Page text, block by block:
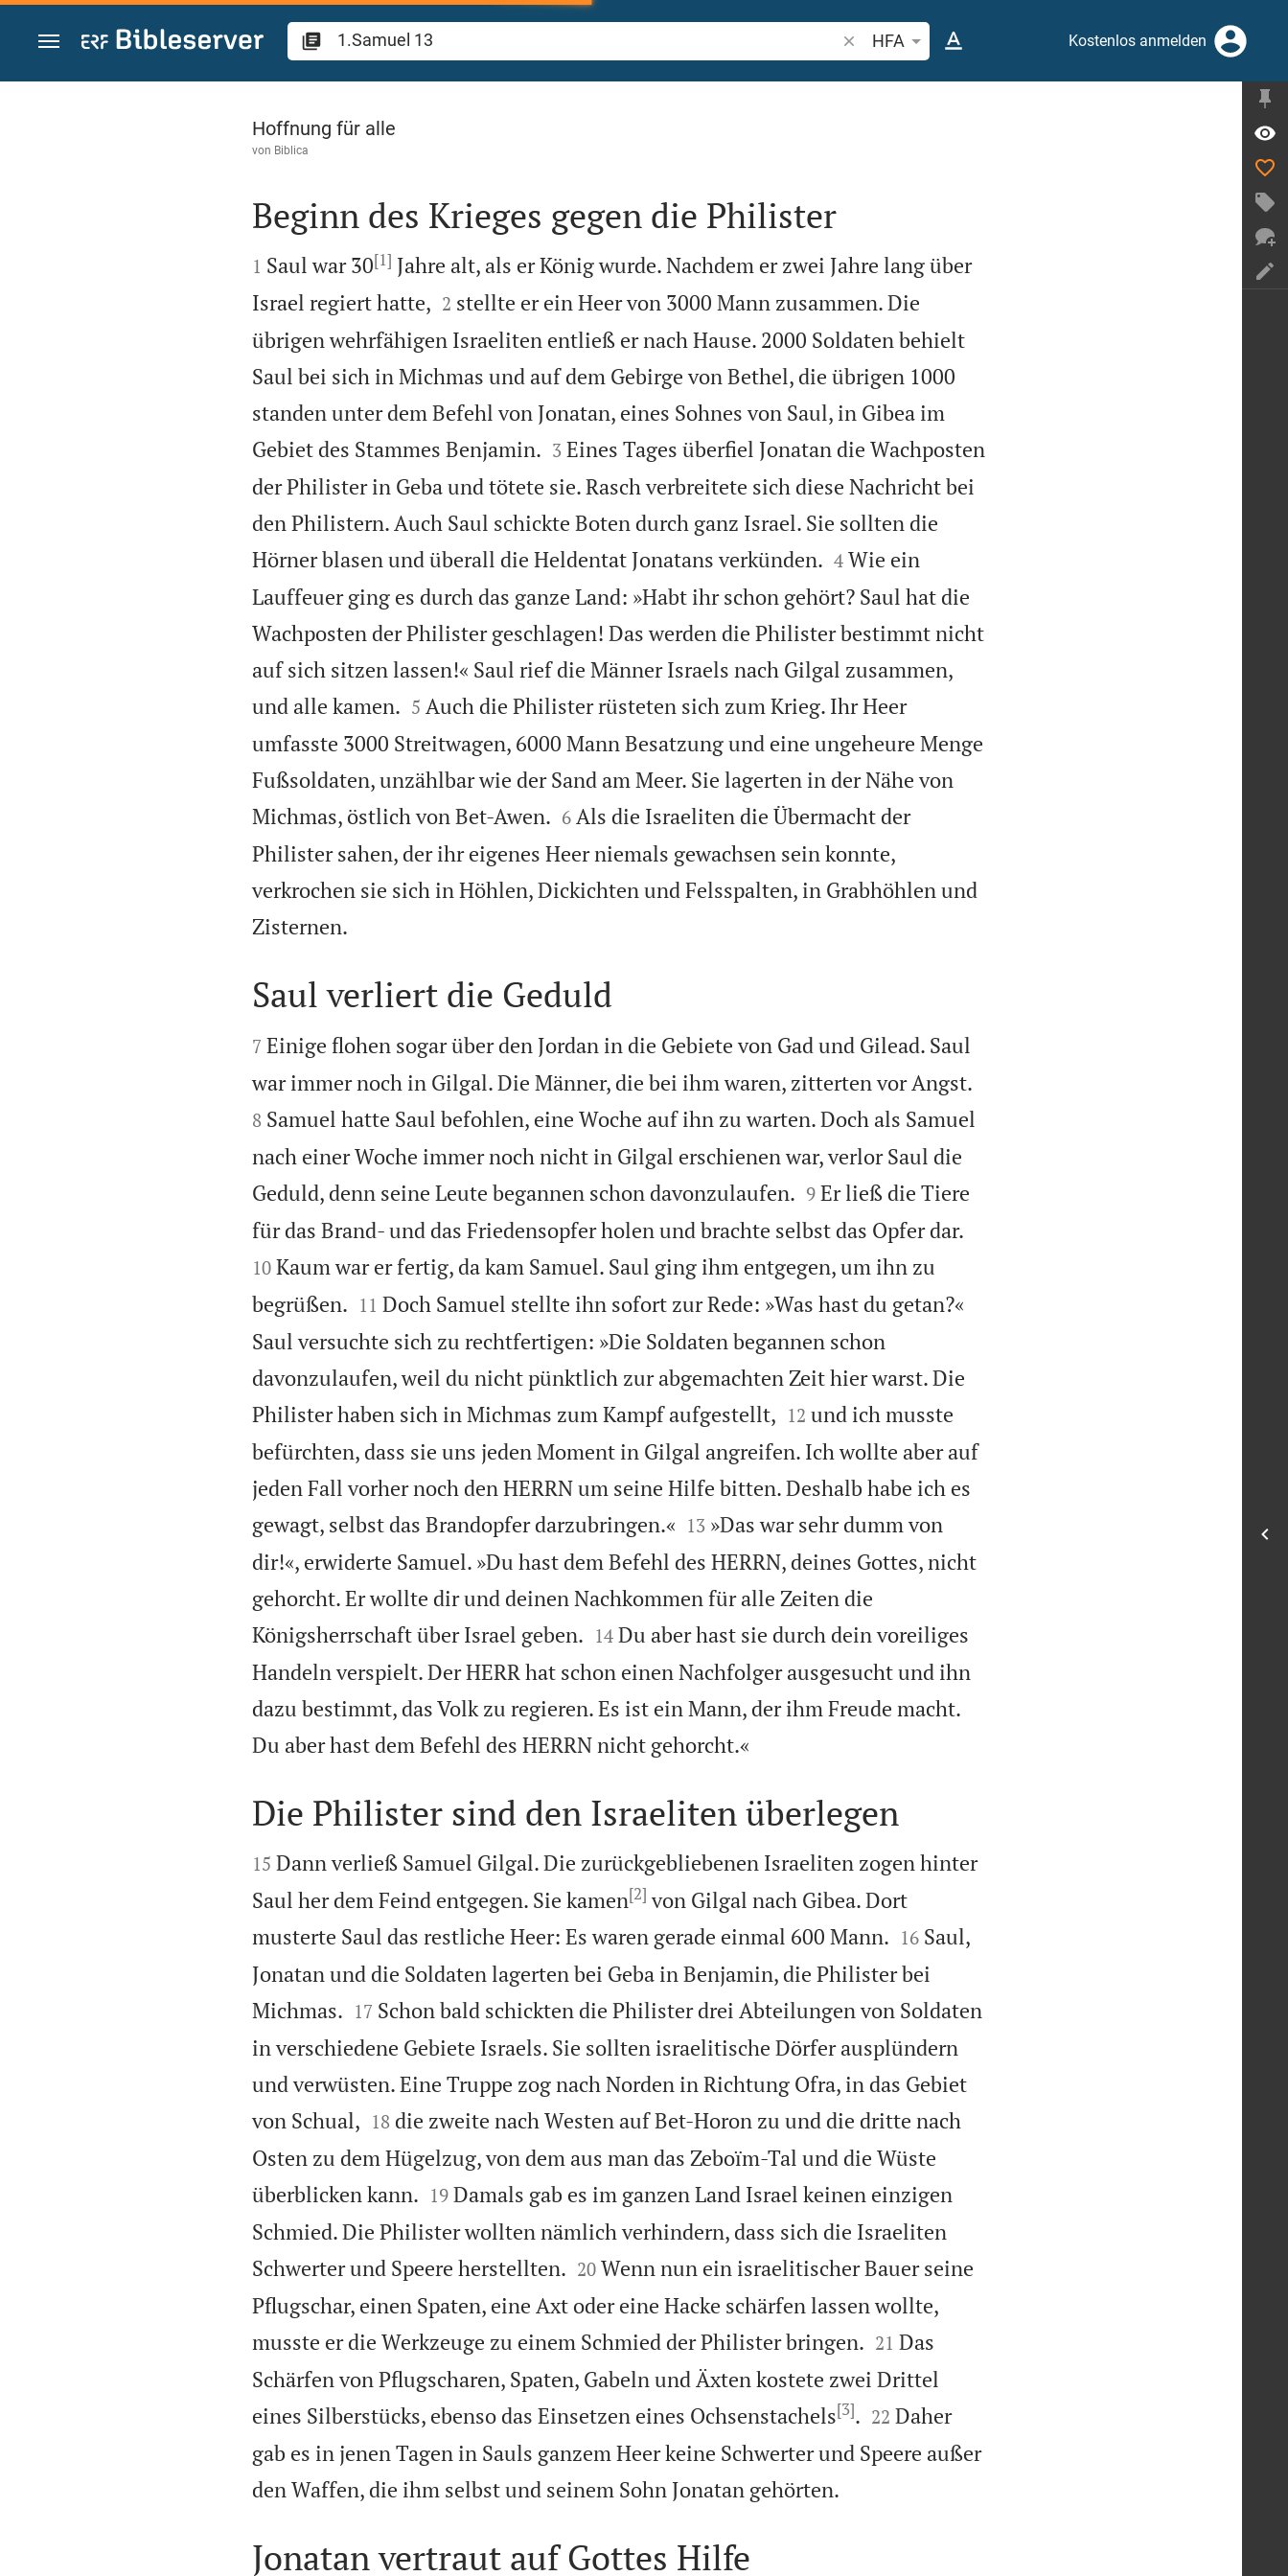
Zum Inhalt springen
Bibelstelle oder Begriff suchen
HFA Kostenlos anmelden
1.Samuel 13
Hoffnung für alle
von Biblica

Beginn des Krieges gegen die Philister

1 Saul war 30[1] Jahre alt, als er König wurde. Nachdem er zwei Jahre lang über
Israel regiert hatte,
2 stellte er ein Heer von 3000 Mann zusammen. Die
übrigen wehrfähigen Israeliten entließ er nach Hause. 2000 Soldaten behielt
Saul bei sich in Michmas und auf dem Gebirge von Bethel, die übrigen 1000
standen unter dem Befehl von Jonatan, eines Sohnes von Saul, in Gibea im
Gebiet des Stammes Benjamin.
3 Eines Tages überfiel Jonatan die Wachposten
der Philister in Geba und tötete sie. Rasch verbreitete sich diese Nachricht bei
den Philistern. Auch Saul schickte Boten durch ganz Israel. Sie sollten die
Hörner blasen und überall die Heldentat Jonatans verkünden.
4 Wie ein
Lauffeuer ging es durch das ganze Land: »Habt ihr schon gehört? Saul hat die
Wachposten der Philister geschlagen! Das werden die Philister bestimmt nicht
auf sich sitzen lassen!« Saul rief die Männer Israels nach Gilgal zusammen,
und alle kamen.
5 Auch die Philister rüsteten sich zum Krieg. Ihr Heer
umfasste 3000 Streitwagen, 6000 Mann Besatzung und eine ungeheure Menge
Fußsoldaten, unzählbar wie der Sand am Meer. Sie lagerten in der Nähe von
Michmas, östlich von Bet-Awen.
6 Als die Israeliten die Übermacht der
Philister sahen, der ihr eigenes Heer niemals gewachsen sein konnte,
verkrochen sie sich in Höhlen, Dickichten und Felsspalten, in Grabhöhlen und
Zisternen.

Saul verliert die Geduld

7 Einige flohen sogar über den Jordan in die Gebiete von Gad und Gilead. Saul
war immer noch in Gilgal. Die Männer, die bei ihm waren, zitterten vor Angst.
8 Samuel hatte Saul befohlen, eine Woche auf ihn zu warten. Doch als Samuel
nach einer Woche immer noch nicht in Gilgal erschienen war, verlor Saul die
Geduld, denn seine Leute begannen schon davonzulaufen.
9 Er ließ die Tiere
für das Brand- und das Friedensopfer holen und brachte selbst das Opfer dar.
10 Kaum war er fertig, da kam Samuel. Saul ging ihm entgegen, um ihn zu
begrüßen.
11 Doch Samuel stellte ihn sofort zur Rede: »Was hast du getan?«
Saul versuchte sich zu rechtfertigen: »Die Soldaten begannen schon
davonzulaufen, weil du nicht pünktlich zur abgemachten Zeit hier warst. Die
Philister haben sich in Michmas zum Kampf aufgestellt, 

12 und ich musste
befürchten, dass sie uns jeden Moment in Gilgal angreifen. Ich wollte aber auf
jeden Fall vorher noch den HERRN um seine Hilfe bitten. Deshalb habe ich es
gewagt, selbst das Brandopfer darzubringen.«
13 »Das war sehr dumm von
dir!«, erwiderte Samuel. »Du hast dem Befehl des HERRN, deines Gottes, nicht
gehorcht. Er wollte dir und deinen Nachkommen für alle Zeiten die
Königsherrschaft über Israel geben.
14 Du aber hast sie durch dein voreiliges
Handeln verspielt. Der HERR hat schon einen Nachfolger ausgesucht und ihn
dazu bestimmt, das Volk zu regieren. Es ist ein Mann, der ihm Freude macht.
Du aber hast dem Befehl des HERRN nicht gehorcht.«

Die Philister sind den Israeliten überlegen

15 Dann verließ Samuel Gilgal. Die zurückgebliebenen Israeliten zogen hinter
Saul her dem Feind entgegen. Sie kamen[2] von Gilgal nach Gibea. Dort
musterte Saul das restliche Heer: Es waren gerade einmal 600 Mann.
16 Saul,
Jonatan und die Soldaten lagerten bei Geba in Benjamin, die Philister bei
Michmas.
17 Schon bald schickten die Philister drei Abteilungen von Soldaten
in verschiedene Gebiete Israels. Sie sollten israelitische Dörfer ausplündern
und verwüsten. Eine Truppe zog nach Norden in Richtung Ofra, in das Gebiet
von Schual, 

18 die zweite nach Westen auf Bet-Horon zu und die dritte nach
Osten zu dem Hügelzug, von dem aus man das Zeboïm-Tal und die Wüste
überblicken kann.
19 Damals gab es im ganzen Land Israel keinen einzigen
Schmied. Die Philister wollten nämlich verhindern, dass sich die Israeliten
Schwerter und Speere herstellten.
20 Wenn nun ein israelitischer Bauer seine
Pflugschar, einen Spaten, eine Axt oder eine Hacke schärfen lassen wollte,
musste er die Werkzeuge zu einem Schmied der Philister bringen.
21 Das
Schärfen von Pflugscharen, Spaten, Gabeln und Äxten kostete zwei Drittel
eines Silberstücks, ebenso das Einsetzen eines Ochsenstachels[3].
22 Daher
gab es in jenen Tagen in Sauls ganzem Heer keine Schwerter und Speere außer
den Waffen, die ihm selbst und seinem Sohn Jonatan gehörten.
Jonatan vertraut auf Gottes Hilfe